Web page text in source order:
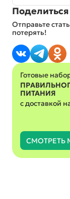
Поделиться
Отправьте
потерять!
Готовые
ПИТАНИЯ
с доставкой
СМОТРЕТЬ